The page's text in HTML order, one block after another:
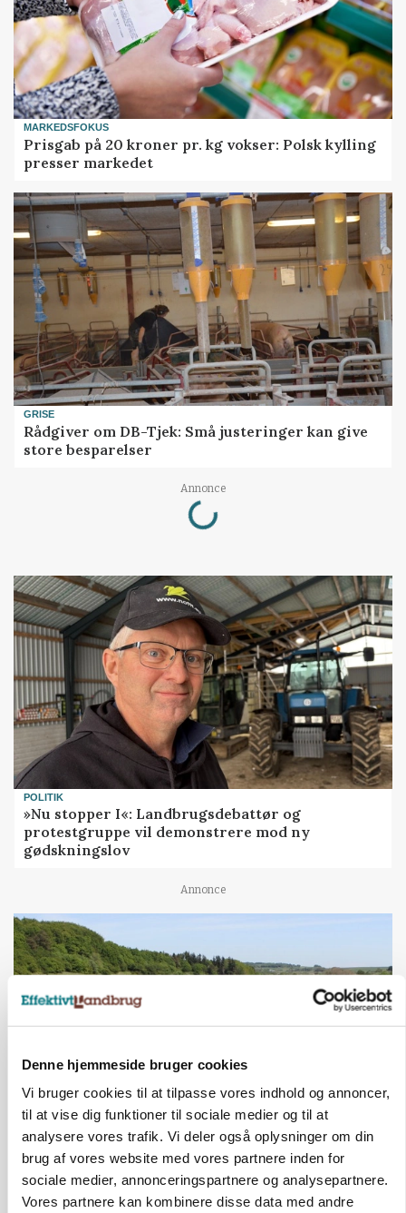
Denne hjemmeside bruger cookies
Vi bruger cookies til at tilpasse vores indhold og annoncer,
til at vise dig funktioner til sociale medier og til at
analysere vores trafik. Vi deler også oplysninger om din
brug af vores website med vores partnere inden for
sociale medier, annonceringspartnere og analysepartnere.
Vores partnere kan kombinere disse data med andre
MARKEDSFOKUS
Prisgab på 20 kroner pr. kg vokser: Polsk kylling
presser markedet
GRISE
Rådgiver om DB-Tjek: Små justeringer kan give
store besparelser
Annonce
Loading...
POLITIK
»Nu stopper I«: Landbrugsdebattør og
protestgruppe vil demonstrere mod ny
gødskningslov
Annonce
KVÆG
Snart kan man søge tilskud til naturprojekter
Annonce